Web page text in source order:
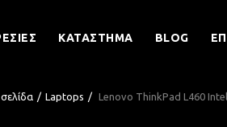
ΚΑΤΆΣΤΗΜΑ BLOG
Laptops Lenovo ThinkPad L460